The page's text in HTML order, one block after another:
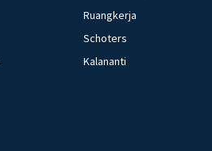
Ruangkerja
Schoters
Kalananti